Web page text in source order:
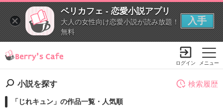
ベリカフェ - 恋愛小説アプリ
大人の女性向け恋愛小説が読み放題！
無料
入手
メニュー
ログイン
小説を探す
「じれキュン」の作品一覧・人気順
検索履歴